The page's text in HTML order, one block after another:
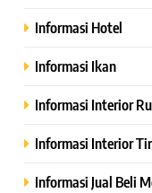
Informasi Hotel
Informasi Ikan
Informasi Interior
Informasi Interior
Informasi Jual Beli